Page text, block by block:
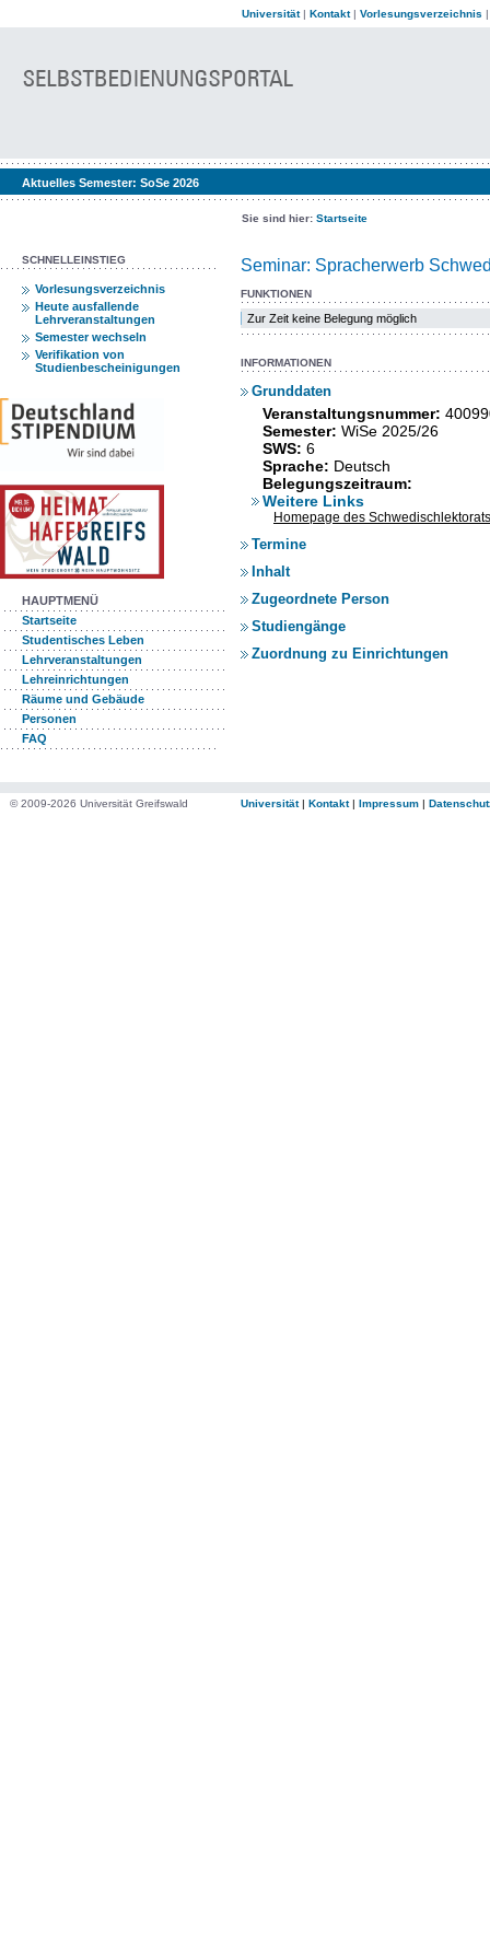
Universität| Kontakt| Vorlesungsverzeichnis
Aktuelles Semester: SoSe 2026
Sie sind hier: Startseite
SCHNELLEINSTIEG
Vorlesungsverzeichnis
Heute ausfallende
Lehrveranstaltungen
Semester wechseln
Verifikation von
Studienbescheinigungen
HAUPTMENÜ
Startseite
Studentisches Leben
Lehrveranstaltungen
Lehreinrichtungen
Räume und Gebäude
Personen
FAQ
Seminar: Spracherwerb
FUNKTIONEN
Zur Zeit keine Belegung möglich
INFORMATIONEN
Grunddaten
Veranstaltungsnummer:
Semester: WiSe 2025/26
SWS: 6
Sprache: Deutsch
Belegungszeitraum:
Weitere Links
Homepage des Schwedischlektorats
Termine
Inhalt
Zugeordnete Person
Studiengänge
Zuordnung zu Einrichtungen
© 2009-2026 Universität Greifswald Universität| Kontakt| Impressum |